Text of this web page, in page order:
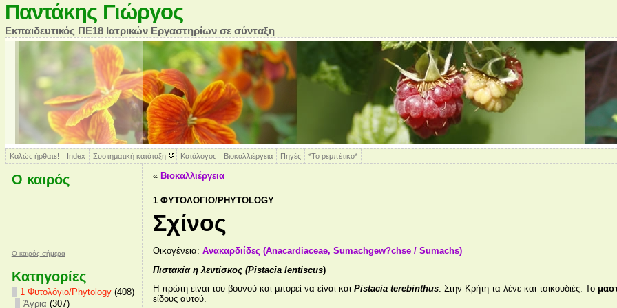
Παντάκης Γιώργος
Εκπαιδευτικός ΠΕ18 Ιατρικών Εργαστηρίων σε σύνταξη
Καλώς ήρθατε! Index Συστηματική κατάταξη Κατάλογος Βιοκαλλιέργεια Πηγές *Το ρεμπέτικο*
Ο καιρός
O καιρός σήμερα
Κατηγορίες
1 Φυτολόγιο/Phytology(408)
Άγρια (307)
« Βιοκαλλιέργεια
1 ΦΥΤΟΛΌΓΙΟ/PHYTOLOGY
Σχίνος
Οικογένεια: Ανακαρδιίδες (Anacardiaceae, Sumachgew?chse / Sumachs)
Πιστακία η λεντίσκος (Pistacia lentiscus)
Η πρώτη είναι του βουνού και μπορεί να είναι και Pistacia terebinthus. Στην Κρήτη τα λένε και τσικουδιές. Το
είδους αυτού.